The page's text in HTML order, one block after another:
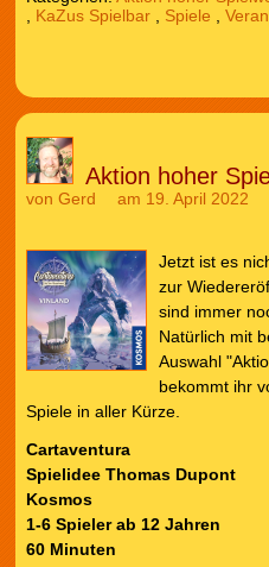
, KaZus Spielbar, Spiele ,
Aktion hoher
von Gerd am 19. April 2022
Jetzt ist es
zur
sind immer
Natürlich mit
Auswahl
bekommt ihr
Spiele in aller Kürze.
Cartaventura
Spielidee Thomas Dupont
Kosmos
1-6 Spieler ab 12 Jahren
60 Minuten